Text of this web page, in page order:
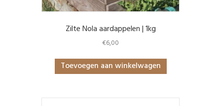
Zilte Nola aardappelen | 1kg
€6,00
Toevoegen aan winkelwagen